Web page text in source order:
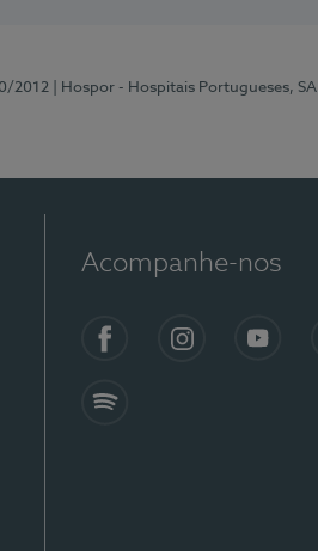
2012 | Hospor - Hospitais Portugueses, SA
Acompanhe-nos